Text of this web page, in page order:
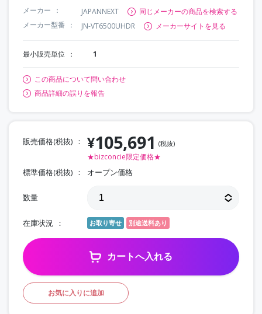
メーカー JAPANNEXT
同じメーカーの商品を検索する
メーカー型番
JN-VT6500UHDR メーカーサイトを見る
最小販売単位 1
この商品について問い合わせ
商品詳細の誤りを報告
販売価格(税抜) ¥105,691 (税抜)
★bizconcie限定価格★
標準価格(税抜) オープン価格
数量
在庫状況 お取り寄せ 別途送料あり
カートへ入れる
お気に入りに追加